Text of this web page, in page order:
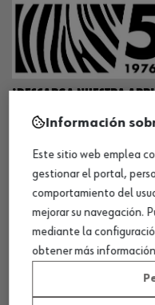
¡DESCARGA NUESTRA APP!
MÉTODOS DE PAGO
¡SÍGUENOS!
Información
Este sitio web emplea
gestionar el portal,
comportamiento del
mejorar su navegación.
mediante la
obtener más